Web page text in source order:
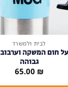
לבית ולמשרד
חום המשקה
גבוהה
65.00 ₪